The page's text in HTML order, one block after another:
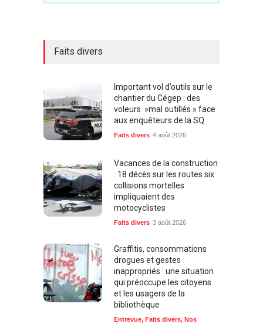
Faits divers
Important vol d’outils sur le
chantier du Cégep : des
voleurs »mal outillés » face
aux enquêteurs de la SQ
Faits divers 4 août 2026
Vacances de la construction
: 18 décès sur les routes six
collisions mortelles
impliquaient des
motocyclistes
Faits divers 3 août 2026
Graffitis, consommations
drogues et gestes
inappropriés : une situation
qui préoccupe les citoyens
et les usagers de la
bibliothèque
Entrevue, Faits divers, Nos